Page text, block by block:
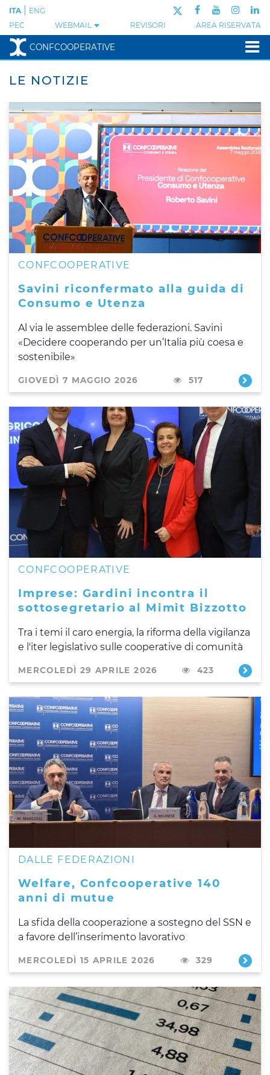
PEC WEBMAIL REVISORI AREA RISERVATA
ITA ENG
CONFCOOPERATIVE
LE NOTIZIE
CONFCOOPERATIVE
Savini riconfermato alla guida di
Consumo e Utenza
Al via le assemblee delle federazioni. Savini
«Decidere cooperando per un’Italia più coesa e
sostenibile»
GIOVEDÌ 7 MAGGIO 2026 517
CONFCOOPERATIVE
Imprese: Gardini incontra il
sottosegretario al Mimit Bizzotto
Tra i temi il caro energia, la riforma della vigilanza
e l'iter legislativo sulle cooperative di comunità
MERCOLEDÌ 29 APRILE 2026 423
DALLE FEDERAZIONI
Welfare, Confcooperative 140
anni di mutue
La sfida della cooperazione a sostegno del SSN e
a favore dell’inserimento lavorativo
MERCOLEDÌ 15 APRILE 2026 329